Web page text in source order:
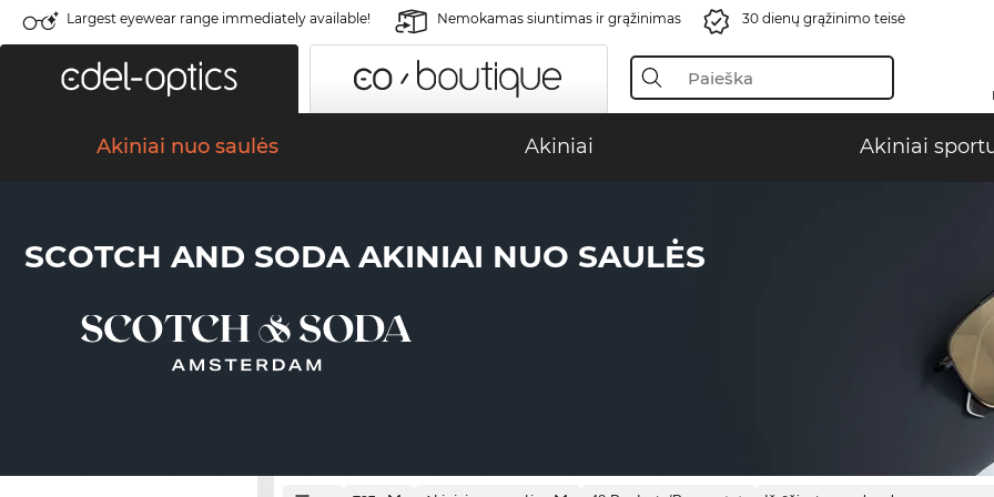
Largest eyewear range immediately available! Nemokamas siuntimas ir grąžinimas 30 dienų grąžinimo teisė
Akiniai nuo saulės Akiniai Akiniai
SCOTCH AND SODA AKINIAI NUO SAULĖS